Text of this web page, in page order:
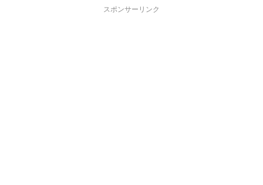
スポンサーリンク